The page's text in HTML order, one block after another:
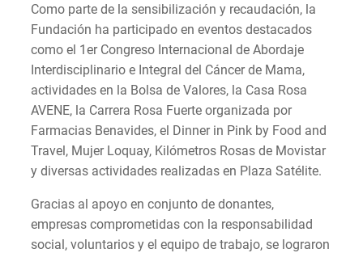
Como parte de la sensibilización y recaudación, la
Fundación ha participado en eventos destacados
como el 1er Congreso Internacional de Abordaje
Interdisciplinario e Integral del Cáncer de Mama,
actividades en la Bolsa de Valores, la Casa Rosa
AVENE, la Carrera Rosa Fuerte organizada por
Farmacias Benavides, el Dinner in Pink by Food and
Travel, Mujer Loquay, Kilómetros Rosas de Movistar
y diversas actividades realizadas en Plaza Satélite.
Gracias al apoyo en conjunto de donantes,
empresas comprometidas con la responsabilidad
social, voluntarios y el equipo de trabajo, se lograron